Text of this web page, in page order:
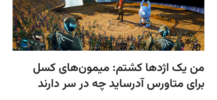
من یک اژدها کشتم: میمون‌های کسل
برای متاورس آدرساید چه در سر دارند